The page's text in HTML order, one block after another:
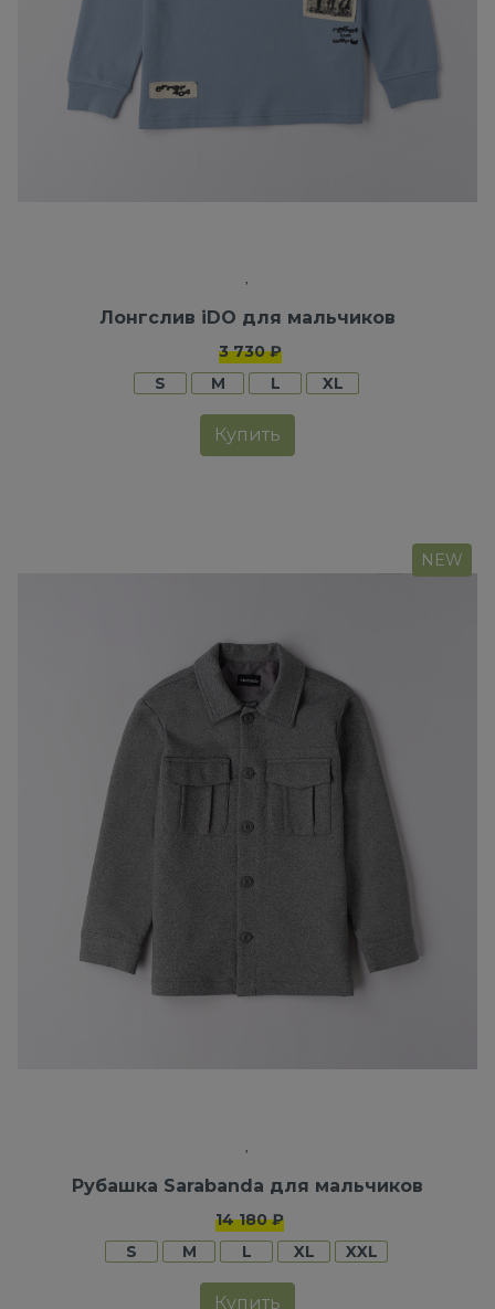
Лонгслив iDO для мальчиков
3 730 ₽
S
M L XL
Купить
NEW
Рубашка Sarabanda для мальчиков
14 180 ₽
S
M L XL XXL
Купить